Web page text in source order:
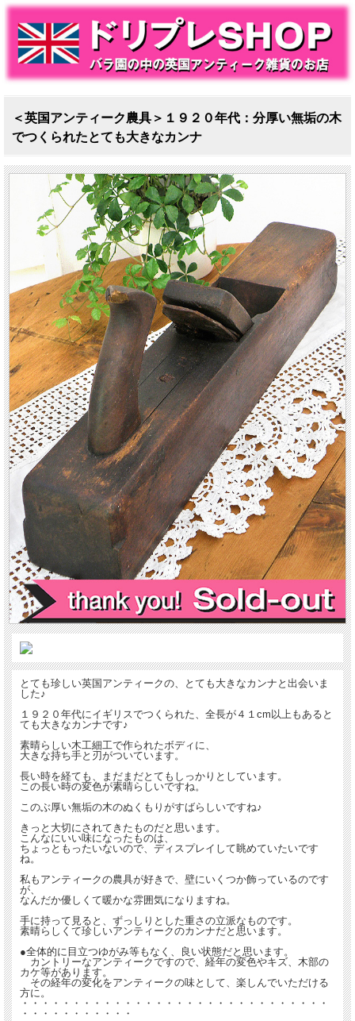
＜英国アンティーク農具＞１９２０年代：分厚い無垢の木
でつくられたとても大きなカンナ
とても珍しい英国アンティークの、とても大きなカンナと出会いま
した♪
１９２０年代にイギリスでつくられた、全長が４１cm以上もあると
ても大きなカンナです♪
素晴らしい木工細工で作られたボディに、
大きな持ち手と刃がついています。
長い時を経ても、まだまだとてもしっかりとしています。
この長い時の変色が素晴らしいですね。
このぶ厚い無垢の木のぬくもりがすばらしいですね♪
きっと大切にされてきたものだと思います。
こんなにいい味になったものは、
ちょっともったいないので、ディスプレイして眺めていたいです
ね。
私もアンティークの農具が好きで、壁にいくつか飾っているのです
が、
なんだか優しくて暖かな雰囲気になりますね。
手に持って見ると、ずっしりとした重さの立派なものです。
素晴らしくて珍しいアンティークのカンナだと思います。
●全体的に目立つゆがみ等もなく、良い状態だと思います。
カントリーなアンティークですので、経年の変色やキズ、木部の
カケ等があります。
その経年の変化をアンティークの味として、楽しんでいただける
方に。
・・・・・・・・・・・・・・・・・・・・・・・・・・・・・・
・・・・・・・・・・・